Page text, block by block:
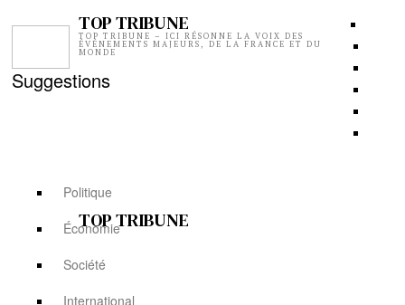
Suggestions
TOP TRIBUNE
TOP TRIBUNE – ICI RÉSONNE LA VOIX DES
ÉVÉNEMENTS MAJEURS, DE LA FRANCE ET DU
MONDE
Politique
Économie
Société
International
TOP TRIBUNE